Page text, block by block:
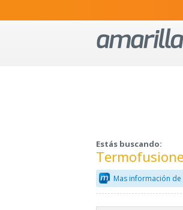
Estás buscando:
Mas información